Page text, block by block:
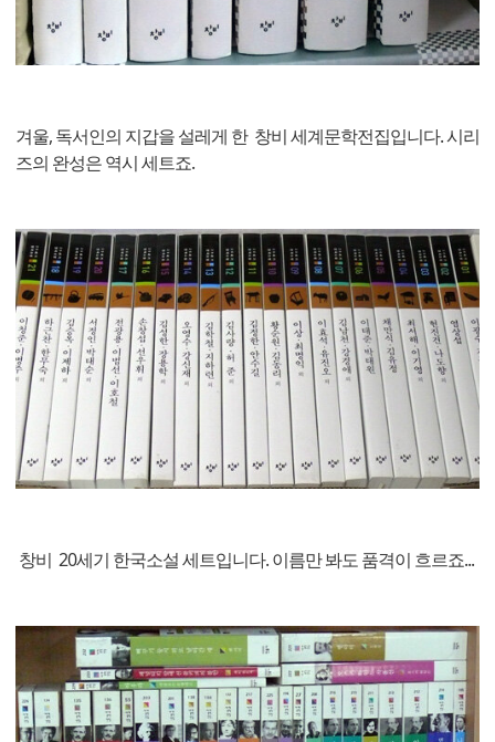
겨울, 독서인의 지갑을 설레게 한 창비 세계문학전집입니다. 시리
즈의 완성은 역시 세트죠.
창비 20세기 한국소설 세트입니다. 이름만 봐도 품격이 흐르죠...